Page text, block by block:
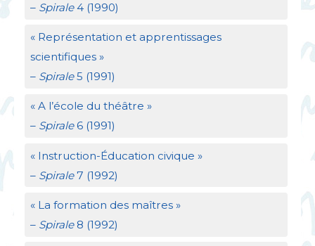
– Spirale4 (1990)
« Représentation et apprentissages
scientifiques »
– Spirale5 (1991)
« A l’école du théâtre »
– Spirale6 (1991)
« Instruction-Éducation civique »
– Spirale7 (1992)
« La formation des maîtres »
– Spirale8 (1992)